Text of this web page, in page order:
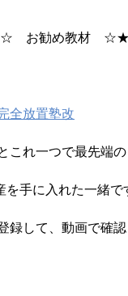
お勧め教材
全放置塾改
これ一つで最先端
を手に入れた一緒で
録して、動画で確